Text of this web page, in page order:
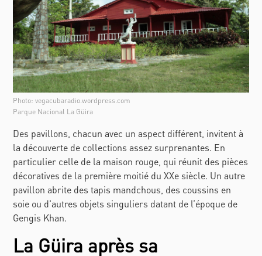
Photo: vegacubaradio.wordpress.com
Parque Nacional La Güira
Des pavillons, chacun avec un aspect différent, invitent à
la découverte de collections assez surprenantes. En
particulier celle de la maison rouge, qui réunit des pièces
décoratives de la première moitié du XXe siècle. Un autre
pavillon abrite des tapis mandchous, des coussins en
soie ou d'autres objets singuliers datant de l’époque de
Gengis Khan.
La Güira après sa